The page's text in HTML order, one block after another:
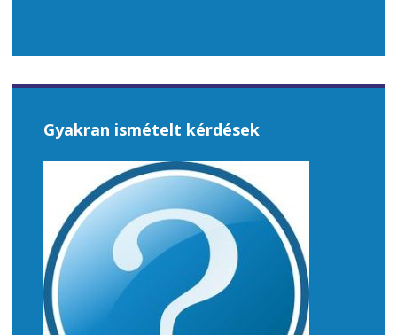
Gyakran ismételt kérdések